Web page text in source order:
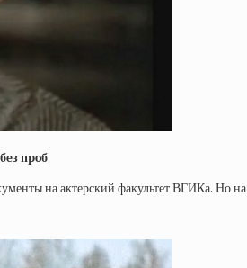
пpoб
на актерский факультет ВГИКа. Но